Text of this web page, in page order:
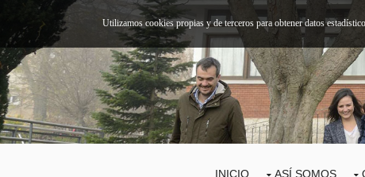
INICIO ASÍ SOMOS
Utilizamos cookies propias y de terceros para obtener datos